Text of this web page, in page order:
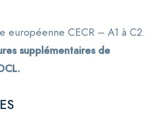
européenne CECR – A1 à C2.
supplémentaires de